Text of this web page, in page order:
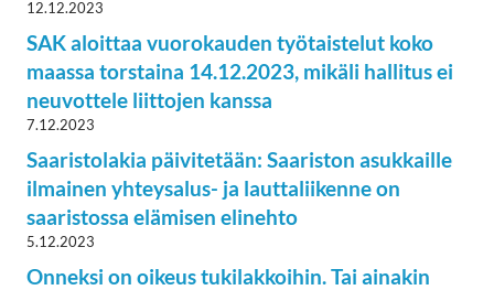
12.12.2023
SAK aloittaa vuorokauden työtaistelut koko
maassa torstaina 14.12.2023, mikäli hallitus ei
neuvottele liittojen kanssa
7.12.2023
Saaristolakia päivitetään: Saariston asukkaille
ilmainen yhteysalus- ja lauttaliikenne on
saaristossa elämisen elinehto
5.12.2023
Onneksi on oikeus tukilakkoihin. Tai ainakin